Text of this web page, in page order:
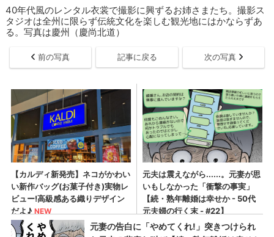
40年代風のレンタル衣裳で撮影に興ずるお姉さまたち。撮影ス
タジオは全州に限らず伝統文化を楽しむ観光地にはかならずあ
る。写真は慶州（慶尚北道）
前の写真 記事に戻る 次の写真